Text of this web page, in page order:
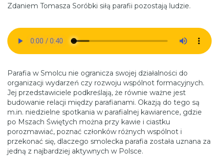
Zdaniem Tomasza Soróbki siłą parafii pozostają ludzie.
Parafia w Smolcu nie ogranicza swojej działalności do
organizacji wydarzeń czy rozwoju wspólnot formacyjnych.
Jej przedstawiciele podkreślają, że równie ważne jest
budowanie relacji między parafianami. Okazją do tego są
m.in. niedzielne spotkania w parafialnej kawiarence, gdzie
po Mszach Świętych można przy kawie i ciastku
porozmawiać, poznać członków różnych wspólnot i
przekonać się, dlaczego smolecka parafia została uznana za
jedną z najbardziej aktywnych w Polsce.